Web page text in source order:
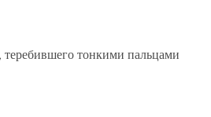
тонкими пальцами